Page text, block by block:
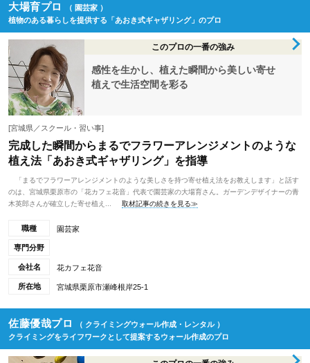
大場育プロ
（ 園芸家 ）
植物のある暮らしを提供する「あおき式ギャザリング」のプロ
このプロの一番の強み
感性を生かし、植えた瞬間から美しい寄せ
植えで生活空間を彩る
[宮城県／スクール・習い事]
完成した瞬間からまるでフラワーアレンジメントのような
植え法「あおき式ギャザリング」を指導
「まるでフラワーアレンジメントのような美しさを持つ寄せ植え法をお教えします」と話す
のは、宮城県栗原市の「花カフェ花音」代表で園芸家の大場育さん。ガーデンデザイナーの青
木英郎さんが確立した寄せ植え...
取材記事の続きを見る≫
職種 園芸家
専門分野
会社名 花カフェ花音
所在地 宮城県栗原市瀬峰根岸25-1
佐藤優哉プロ
（ クライミングウォール作成・レンタル ）
クライミングをライフワークとして提案するウォール作成のプロ